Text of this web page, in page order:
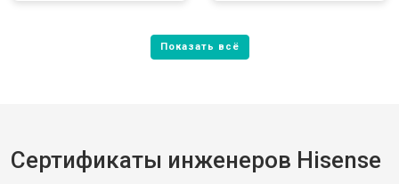
Сертификаты инженеров Hisense